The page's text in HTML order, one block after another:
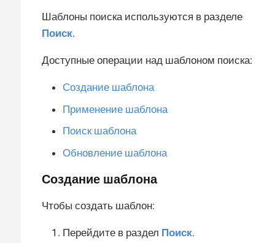
Шаблоны поиска используются в разделе
Поиск.
Доступные операции над шаблоном поиска:
Создание шаблона
Применение шаблона
Поиск шаблона
Обновление шаблона
Создание шаблона
Чтобы создать шаблон:
Перейдите в раздел Поиск.